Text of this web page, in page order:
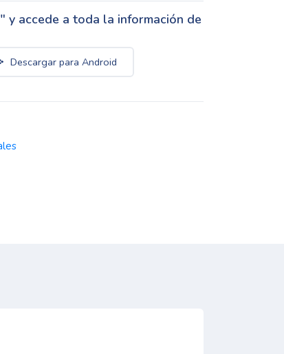
y accede a toda la información de
Descargar para Android